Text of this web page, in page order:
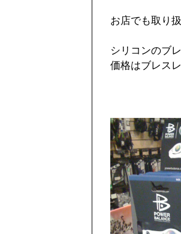
お店でも取り
シリコンのブ
価格はブレス